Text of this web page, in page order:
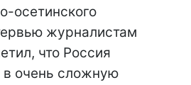
осетинского
журналистам
что Россия
в очень сложную